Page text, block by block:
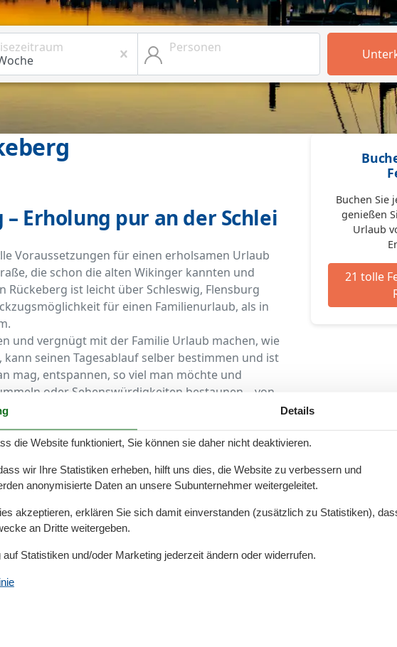
Personen
Erholung pur an der Schlei
Voraussetzungen für einen erholsamen Urlaub
die schon die alten Wikinger kannten und
ist leicht über Schleswig, Flensburg
für einen Familienurlaub, als in
und vergnügt mit der Familie Urlaub machen, wie
seinen Tagesablauf selber bestimmen und ist
mag, entspannen, so viel man möchte und
oder Sehenswürdigkeiten bestaunen – von
so viel Spaß.
mit Salz- und Süßwasser durchmischt. Das
diese stetig wechselnden Bedingungen
Ferienwohnung in Rückeberg zu Fuß ganz
sich Flunder, Hecht, Zander und andere Fische.
anschließend gemütlich zuhause in der Unterkunft
sehr beliebt, liegt sie doch geschützt im
sich eine steife Brise um die Nase wehen
ins wenige Kilometer entfernte Maasholm.
wohl schönsten der Umgebung. Hier badet es
Kleinsten haben Dank des flach abfallenden
von Maasholm kann man anschließend frischen
Buchen Sie
genießen
Urlaub
21 tolle
Details
die Website funktioniert, Sie können sie daher nicht deaktivieren.
wir Ihre Statistiken erheben, hilft uns dies, die Website zu verbessern und
anonymisierte Daten an unsere Subunternehmer weitergeleitet.
akzeptieren, erklären Sie sich damit einverstanden (zusätzlich zu Statistiken),
an Dritte weitergeben.
Statistiken und/oder Marketing jederzeit ändern oder widerrufen.